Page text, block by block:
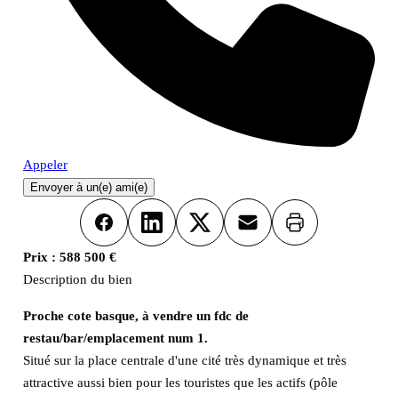
Appeler
Envoyer à un(e) ami(e)
FacebookLinkedInX Email Imprimer
Prix : 588 500 €
Description du bien
Proche cote basque, à vendre un fdc de
restau/bar/emplacement num 1.
Situé sur la place centrale d'une cité très dynamique et très
attractive aussi bien pour les touristes que les actifs (pôle